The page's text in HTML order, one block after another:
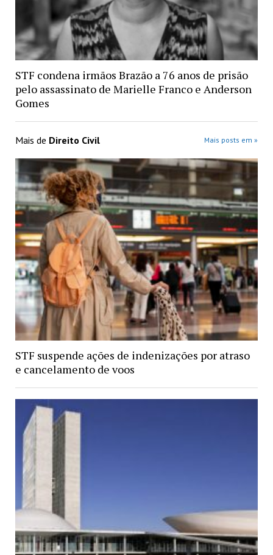
STF condena irmãos Brazão a 76 anos de prisão
pelo assassinato de Marielle Franco e Anderson
Gomes
Mais de Direito Civil Mais posts em »
STF suspende ações de indenizações por atraso
e cancelamento de voos